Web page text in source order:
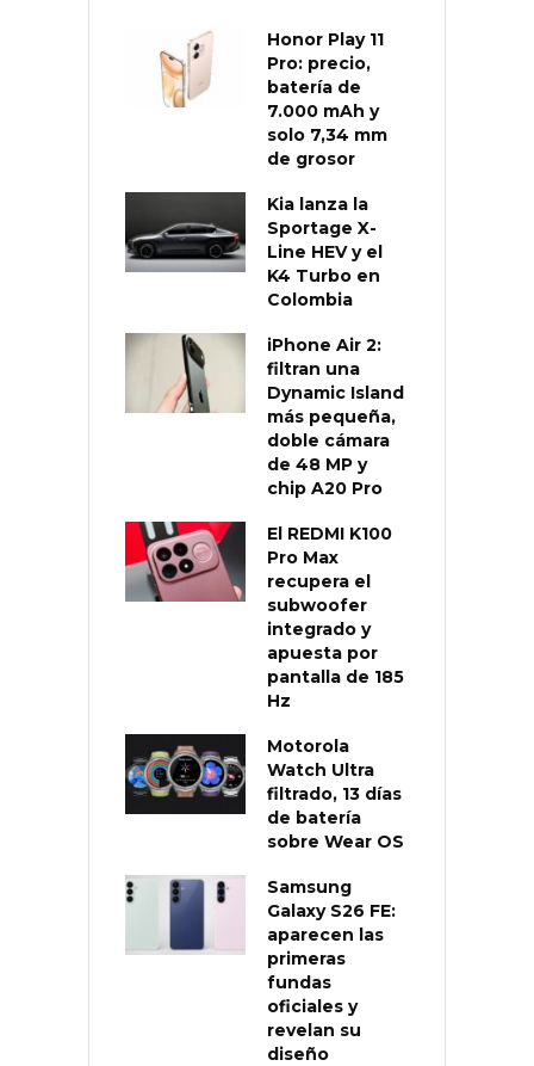
Honor Play 11
Pro: precio,
batería de
7.000 mAh y
solo 7,34 mm
de grosor
Kia lanza la
Sportage X-
Line HEV y el
K4 Turbo en
Colombia
iPhone Air 2:
filtran una
Dynamic Island
más pequeña,
doble cámara
de 48 MP y
chip A20 Pro
El REDMI K100
Pro Max
recupera el
subwoofer
integrado y
apuesta por
pantalla de 185
Hz
Motorola
Watch Ultra
filtrado, 13 días
de batería
sobre Wear OS
Samsung
Galaxy S26 FE:
aparecen las
primeras
fundas
oficiales y
revelan su
diseño